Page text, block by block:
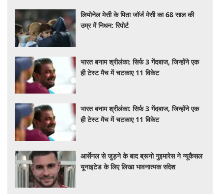
लियोनेल मेसी के पिता जॉर्ज मेसी का 68 साल की
उम्र में निधन: रिपोर्ट
भारत बनाम श्रीलंका: सिर्फ 3 गेंदबाज, जिन्होंने एक
ही टेस्ट मैच में चटकाए 11 विकेट
भारत बनाम श्रीलंका: सिर्फ 3 गेंदबाज, जिन्होंने एक
ही टेस्ट मैच में चटकाए 11 विकेट
आर्सेनल से जुड़ने के बाद ब्रूनो गुइमारेस ने न्यूकैसल
यूनाइटेड के लिए लिखा भावनात्मक संदेश